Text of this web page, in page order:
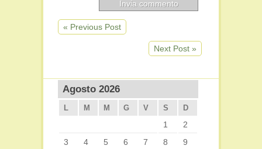
« Previous Post
Next Post »
Agosto 2026
L M M G V S D
1
2
3
4 5 6 7 8
9